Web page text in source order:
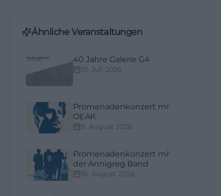
Ähnliche Veranstaltungen
40 Jahre Galerie G4
10. Juli 2026
Promenadenkonzert mit
OEAK
9. August 2026
Promenadenkonzert mit
der Annigreg Band
16. August 2026